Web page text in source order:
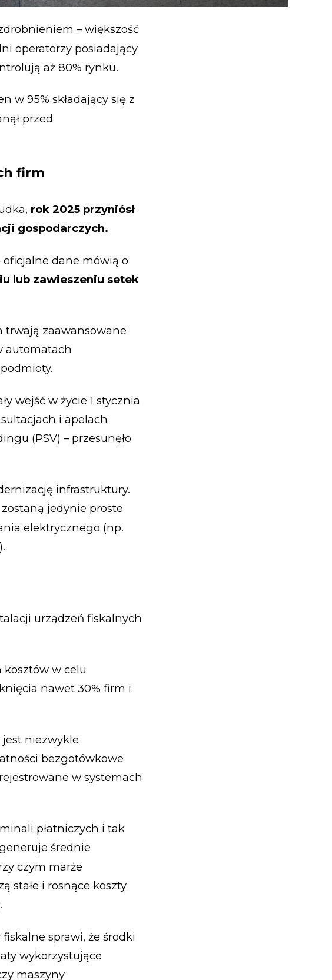
– większość
operatorzy posiadający
aż 80% rynku.
w 95% składający się z
przed
firm
rok 2025 przyniósł
gospodarczych.
dane mówią o
lub zawieszeniu setek
zaawansowane
automatach
wejść w życie 1 stycznia
i apelach
(PSV) – przesunęło
infrastruktury.
jedynie proste
elektrycznego (np.
urządzeń fiskalnych
kosztów w celu
nawet 30% firm i
jest niezwykle
bezgotówkowe
w systemach
płatniczych i tak
średnie
czym marże
stałe i rosnące koszty
sprawi, że środki
wykorzystujące
maszyny